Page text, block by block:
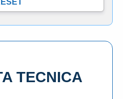
TECNICA